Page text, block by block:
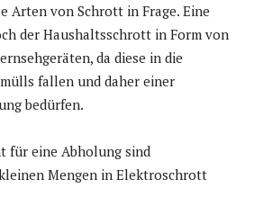
Arten von Schrott in Frage. Eine
der Haushaltsschrott in Form von
da diese in die
fallen und daher einer
bedürfen.
für eine Abholung sind
Mengen in Elektroschrott